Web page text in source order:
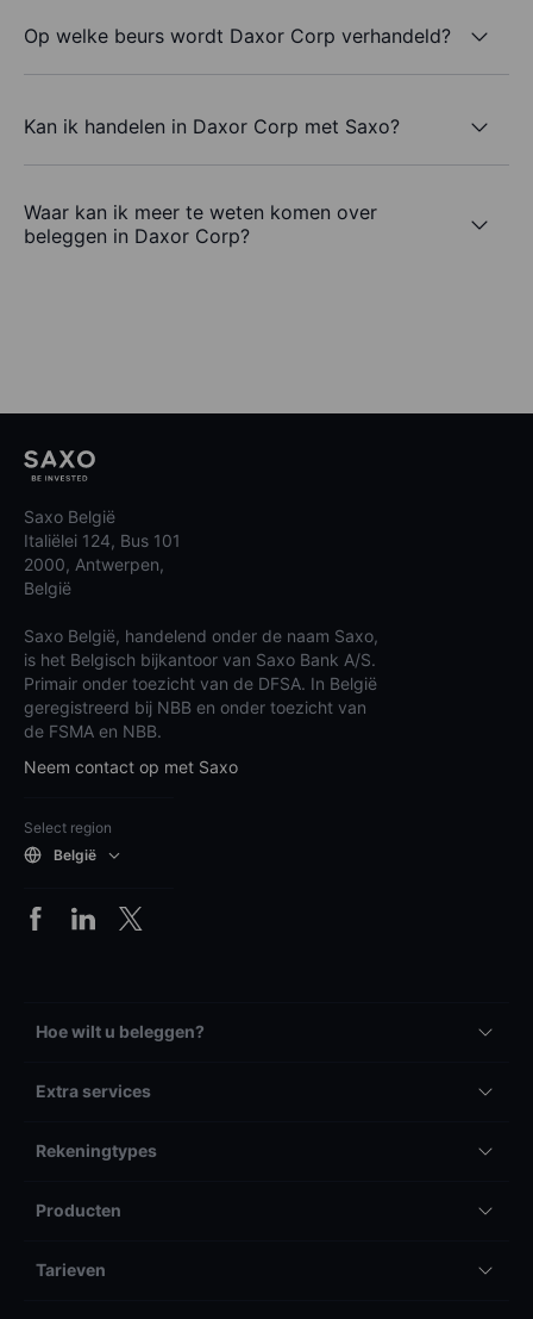
Op welke beurs wordt Daxor Corp verhandeld?
Kan ik handelen in Daxor Corp met Saxo?
Waar kan ik meer te weten komen over
beleggen in Daxor Corp?
Saxo België
Italiëlei 124, Bus 101
2000, Antwerpen,
België
Saxo België, handelend onder de naam Saxo,
is het Belgisch bijkantoor van Saxo Bank A/S.
Primair onder toezicht van de DFSA. In België
geregistreerd bij NBB en onder toezicht van
de FSMA en NBB.
Neem contact op met Saxo
Select region
België
Hoe wilt u beleggen?
Extra services
Rekeningtypes
Producten
Tarieven